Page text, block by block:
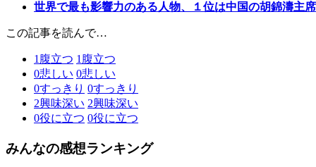
世界で最も影響力のある人物、１位は中国の胡錦濤主
この記事を読んで…
1 腹立つ 1 腹立つ
0悲しい 0悲しい
0すっきり 0すっきり
2興味深い 2興味深い
0役に立つ 0役に立つ
みんなの感想ランキング